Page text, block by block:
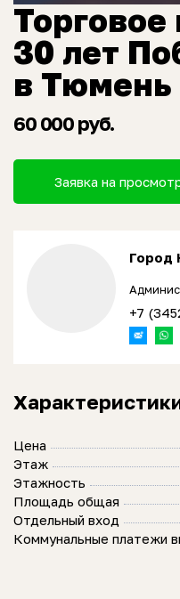
30 лет
в Тюмень
60 000 руб.
Заявка на
Город
+7
Цена
Этаж
Этажность
Площадь общая
Отдельный вход
Коммунальные платежи